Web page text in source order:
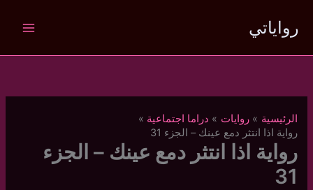
المحتوى
رواياتي
الرئيسية روايات
دراما اجتماعية
رواية اذا انتثر دمع عينك – الجزء 31
رواية اذا انتثر دمع عينك – الجزء
31